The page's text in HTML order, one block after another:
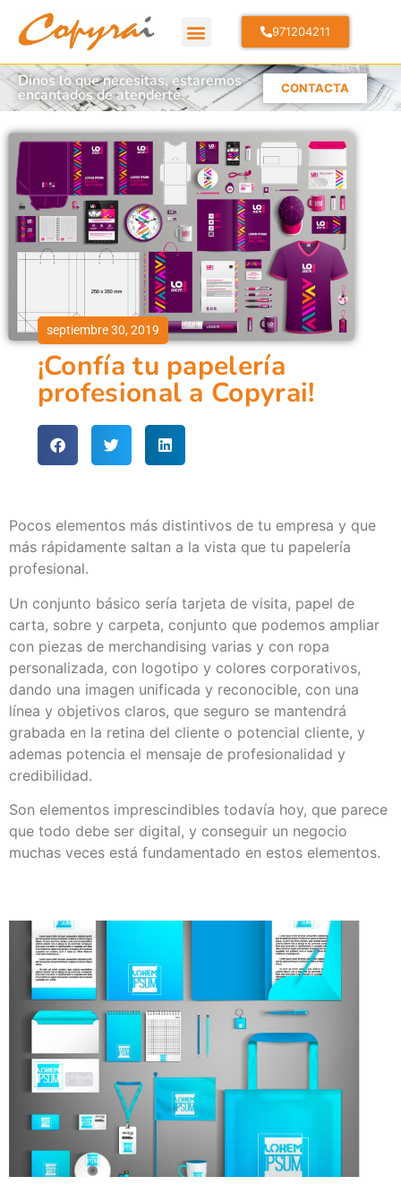
971204211
Dinos lo que necesitas, estaremos
encantados de atenderte CONTACTA
septiembre 30, 2019
¡Confía tu papelería
profesional a Copyrai!
Pocos elementos más distintivos de tu empresa y que
más rápidamente saltan a la vista que tu papelería
profesional.
Un conjunto básico sería tarjeta de visita, papel de
carta, sobre y carpeta, conjunto que podemos ampliar
con piezas de merchandising varias y con ropa
personalizada, con logotipo y colores corporativos,
dando una imagen unificada y reconocible, con una
línea y objetivos claros, que seguro se mantendrá
grabada en la retina del cliente o potencial cliente, y
ademas potencia el mensaje de profesionalidad y
credibilidad.
Son elementos imprescindibles todavía hoy, que parece
que todo debe ser digital, y conseguir un negocio
muchas veces está fundamentado en estos elementos.